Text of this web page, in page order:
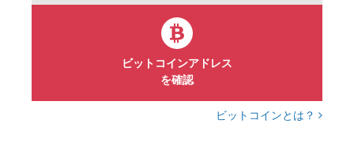
ビットコインアドレス
を確認
ビットコインとは？